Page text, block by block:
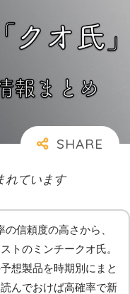
れています
信頼度の高さから、
トのミンチークオ氏。
想製品を時期別にまと
んでおけば高確率で新